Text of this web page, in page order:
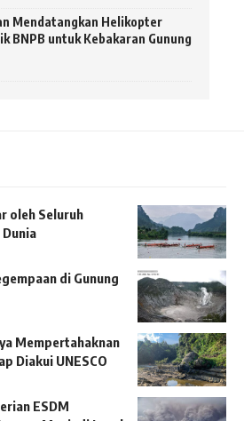
Mendatangkan Helikopter
BNPB untuk Kebakaran Gunung
oleh Seluruh
di Gunung
Mempertahaknan
Diakui UNESCO
ESDM